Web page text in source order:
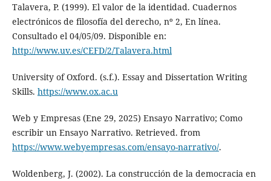
Talavera, P. (1999). El valor de la identidad. Cuadernos
electrónicos de filosofía del derecho, nº 2, En línea.
Consultado el 04/05/09. Disponible en:
http://www.uv.es/CEFD/2/Talavera.html
University of Oxford. (s.f.). Essay and Dissertation Writing
Skills. https://www.ox.ac.u
Web y Empresas (Ene 29, 2025) Ensayo Narrativo; Como
escribir un Ensayo Narrativo. Retrieved. from
https://www.webyempresas.com/ensayo-narrativo/.
Woldenberg, J. (2002). La construcción de la democracia en